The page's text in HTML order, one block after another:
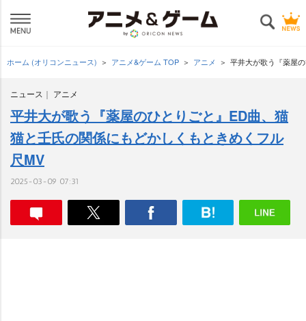
ホーム (オリコンニュース) アニメ&ゲーム TOP アニメ 平井大が歌う『薬屋
ニュース アニメ
平井大が歌う『薬屋のひとりごと』ED曲、猫
猫と壬氏の関係にもどかしくもときめくフル
尺MV
2025-03-09 07:31